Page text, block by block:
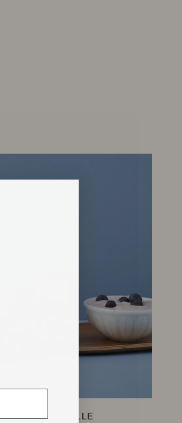
LA FAMILLE